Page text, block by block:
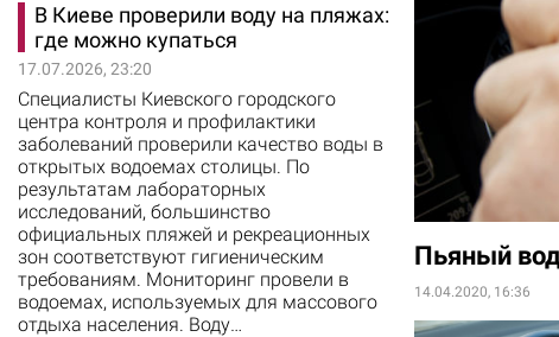
В Киеве проверили воду на пляжах:
где можно купаться
17.07.2026, 23:20
Специалисты Киевского городского
центра контроля и профилактики
заболеваний проверили качество воды в
открытых водоемах столицы. По
результатам лабораторных
исследований, большинство
официальных пляжей и рекреационных
зон соответствуют гигиеническим
требованиям. Мониторинг провели в
водоемах, используемых для массового
отдыха населения. Воду…
Пьяный
14.04.2020, 16:36